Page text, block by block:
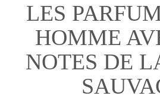
LES
HOMME
NOTES DE